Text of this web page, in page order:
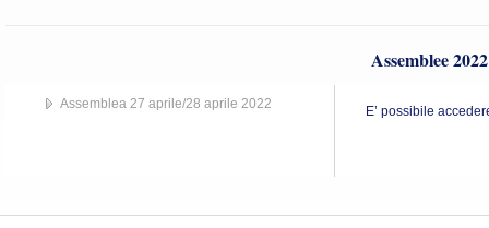
Assemblee 2022
E’ possibile
Assemblea 27 aprile/28 aprile 2022